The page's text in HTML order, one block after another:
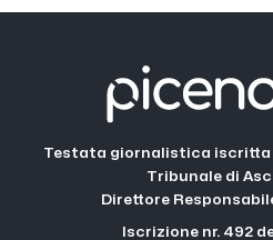
Testata giornalistica iscritta
Tribunale di
Direttore
Iscrizione nr. 492